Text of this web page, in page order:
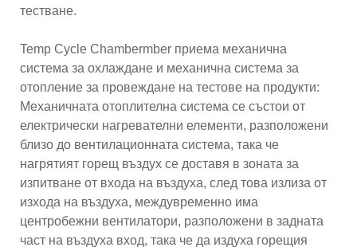
тестване.
Temp Cycle Chambermber приема механична
система за охлаждане и механична система за
отопление за провеждане на тестове на продукти:
Механичната отоплителна система се състои от
електрически нагревателни елементи, разположени
близо до вентилационната система, така че
нагрятият горещ въздух се доставя в зоната за
изпитване от входа на въздуха, след това излиза от
изхода на въздуха, междувременно има
центробежни вентилатори, разположени в задната
част на въздуха вход, така че да издуха горещия